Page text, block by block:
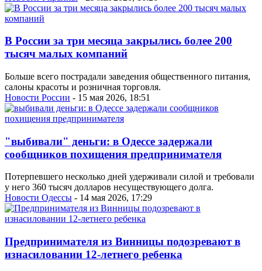
В России за три месяца закрылись более 200
тысяч малых компаний
Больше всего пострадали заведения общественного питания,
салоны красоты и розничная торговля.
Новости России - 15 мая 2026, 18:51
"выбивали" деньги: в Одессе задержали
сообщников похищения предпринимателя
Потерпевшего несколько дней удерживали силой и требовали
у него 360 тысяч долларов несуществующего долга.
Новости Одессы - 14 мая 2026, 17:29
Предпринимателя из Винницы подозревают в
изнасиловании 12-летнего ребенка